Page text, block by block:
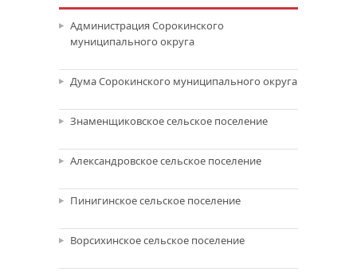
Администрация Сорокинского
муниципального округа
Дума Сорокинского муниципального округа
Знаменщиковское сельское поселение
Александровское сельское поселение
Пинигинское сельское поселение
Ворсихинское сельское поселение